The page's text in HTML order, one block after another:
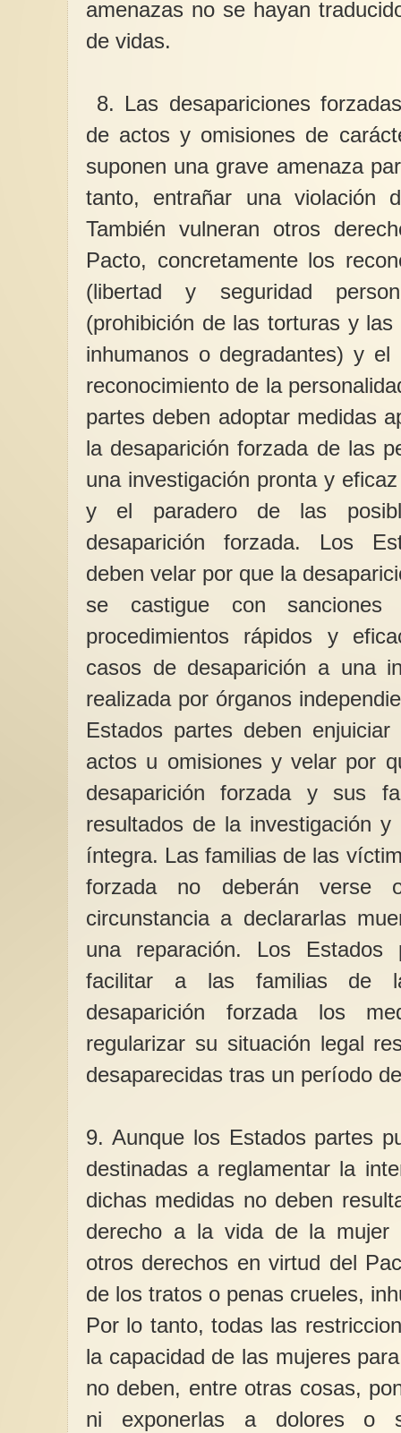
amenazas no se hayan
de vidas.
8. Las desapariciones
de actos y omisiones de
suponen una grave amenaza
tanto, entrañar una violación
También vulneran otros
Pacto, concretamente los
(libertad y seguridad
(prohibición de las torturas y
inhumanos o degradantes) y
reconocimiento de la
partes deben adoptar medidas
la desaparición forzada de las
una investigación pronta y
y el paradero de las
desaparición forzada. Los
deben velar por que la
se castigue con sanciones
procedimientos rápidos y
casos de desaparición a una
realizada por órganos
Estados partes deben
actos u omisiones y velar por
desaparición forzada y sus
resultados de la investigación y
íntegra. Las familias de las
forzada no deberán verse
circunstancia a declararlas
una reparación. Los Estados
facilitar a las familias de
desaparición forzada los
regularizar su situación legal
desaparecidas tras un período
9. Aunque los Estados partes
destinadas a reglamentar la
dichas medidas no deben
derecho a la vida de la mujer
otros derechos en virtud del
de los tratos o penas crueles,
Por lo tanto, todas las
la capacidad de las mujeres
no deben, entre otras cosas,
ni exponerlas a dolores o